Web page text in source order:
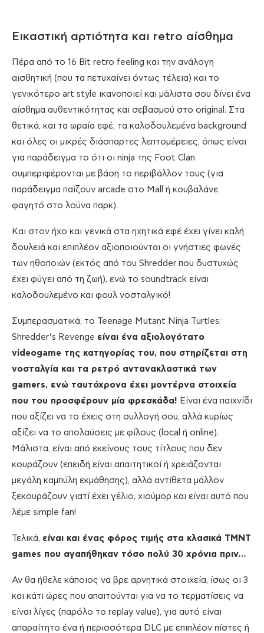
Εικαστική αρτιότητα και retro αίσθημα
Πέρα από το 16 Bit retro feeling και την ανάλογη
αισθητική (που τα πετυχαίνει όντως τέλεια) και το
γενικότερο art style ικανοποιεί και μάλιστα σου δίνει ένα
αίσθημα αυθεντικότητας και σεβασμού στο original. Στα
θετικά, και τα ωραία εφέ, τα καλοδουλεμένα background
και όλες οι μικρές διάσπαρτες λεπτομέρειες, όπως είναι
για παράδειγμα το ότι οι ninja της Foot Clan
συμπεριφέρονται με βάση το περιβάλλον τους (για
παράδειγμα παίζουν arcade στο Mall ή κουβαλάνε
φαγητό στο λούνα παρκ).
Και στον ήχο και γενικά στα ηχητικά εφέ έχει γίνει καλή
δουλειά και επιπλέον αξιοποιούνται οι γνήστιες φωνές
των ηθοποιών (εκτός από του Shredder που δυστυχώς
έχει φύγει από τη ζωή), ενώ το soundtrack είναι
καλοδουλεμένο και φουλ νοσταλγικό!
Συμπερασματικά, το Teenage Mutant Ninja Turtles:
Shredder’s Revenge είναι ένα αξιολογότατο
videogame της κατηγορίας του, που στηρίζεται στη
νοσταλγία και τα ρετρό αντανακλαστικά των
gamers, ενώ ταυτόχρονα έχει μοντέρνα στοιχεία
που του προσφέρουν μία φρεσκάδα! Είναι ένα παιχνίδι
που αξίζει να το έχεις στη συλλογή σου, αλλά κυρίως
αξίζει να το απολαύσεις με φίλους (local ή online).
Μάλιστα, είναι από εκείνους τους τίτλους που δεν
κουράζουν (επειδή είναι απαιτητικοί ή χρειάζονται
μεγάλη καμπύλη εκμάθησης), αλλά αντίθετα μάλλον
ξεκουράζουν γιατί έχει γέλιο, χιούμορ και είναι αυτό που
λέμε simple fan!
Τελικά, είναι και ένας φόρος τιμής στα κλασικά TMNT
games που αγαπήθηκαν τόσο πολύ 30 χρόνια πριν…
Αν θα ήθελε κάποιος να βρε αρνητικά στοιχεία, ίσως οι 3
και κάτι ώρες που απαιτούνται για να το τερματίσεις να
είναι λίγες (παρόλο το replay value), για αυτό είναι
απαραίτητο ένα ή περισσότερα DLC με επιπλέον πίστες ή